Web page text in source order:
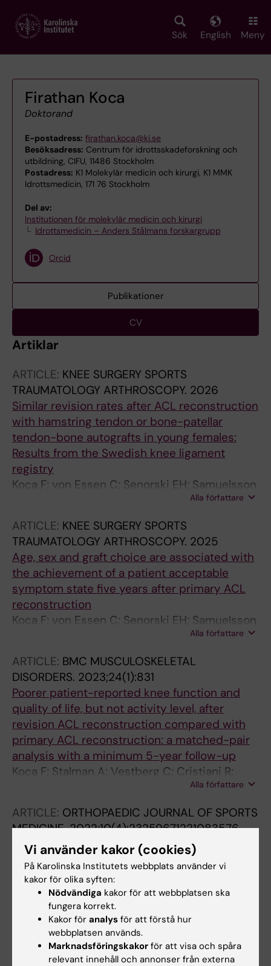
main
Sök English Meny
Firathan Koca
Doktorand
E-postadress: firathan.koca@ki.se
Besöksadress: Centrum för idrottsskadeforskning och
utbildning, CIFU, 11486 Stockholm
Postadress: K1 Molekylär medicin och kirurgi, K1 MMK
Idrottsmedicin, 171 76 Stockholm
Del av:
Institutionen för molekylär medicin och kirurgi
Idrottsmedicin – Anders Stålmans forskargrupp
Orcid
Publikationer
CV
Artiklar
ARTICLE: KNEE SURGERY SPORTS
TRAUMATOLOGY ARTHROSCOPY. 2026
Similar revision rates after ACL reconstruction
with hamstring tendon or bone-patellar
tendon-bone autografts in young females:
Results from the Swedish knee ligament
registry
Koca F; von Essen C; Senorski EH; Samuelsson
K; Eriksson K; Stalman A; Forssblad M; Cristiani
Alla författare
ARTICLE: KNEE SURGERY SPORTS
TRAUMATOLOGY ARTHROSCOPY. 2025
Age, sex and graft choice are associated with
the achievement of a patient acceptable
symptom state five years after primary ACL
reconstruction
Koca F; von Essen C; Senorski EH; Samuelsson
Alla författare
ARTICLE: BMC MUSCULOSKELETAL
DISORDERS. 2023;24(1):831
Poorer patient-reported knee function and
quality of life, but not activity level, after
revision ACL reconstruction compared with
primary ACL reconstruction: a matched-pair
analysis with a minimum 5-year follow-up
Koca F; Stalman A; Vestberg C; Cristiani R;
Alla författare
ARTICLE: ORTHOPAEDIC JOURNAL OF SPORTS
MEDICINE.2022;10(4):23259671221083576
Comparison of Knee Function and Activity
Level Between Bilateral and Unilateral ACL
Reconstruction: A Matched-Group Analysis
With Minimum 5-Year Follow-up
Koca F; Faltstrom A; Cristiani R; Stalman A
Forskningsområden:
Vi använder kakor (cookies)
På Karolinska Institutets webbplats använder vi
kakor för olika syften:
Nödvändiga kakor för att webbplatsen ska
fungera korrekt.
Kakor för analys för att förstå hur
webbplatsen används.
Marknadsföringskakor för att visa och spåra
relevant innehåll och annonser från externa